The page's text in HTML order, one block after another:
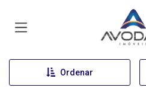
Página
Ordenar